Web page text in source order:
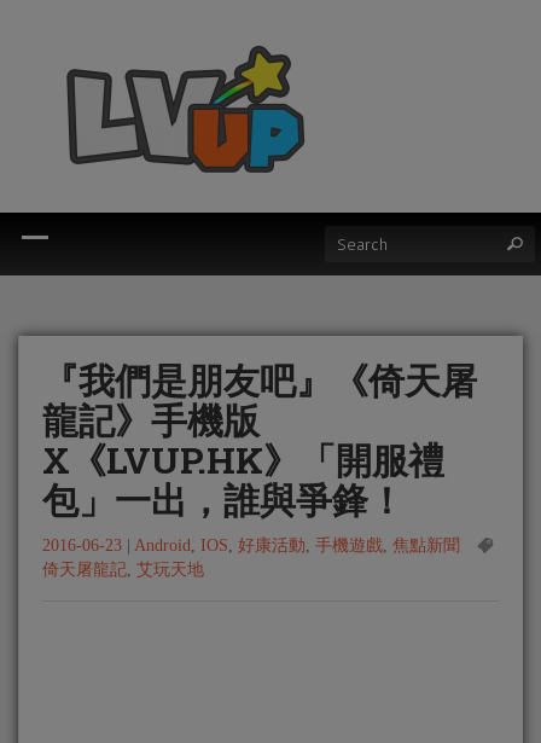
『我們是朋友吧』《倚天屠
龍記》手機版
X《LVUP.HK》「開服禮
包」一出，誰與爭鋒！
2016-06-23 Android, IOS, 好康活動, 手機遊戲, 焦點新聞
倚天屠龍記, 艾玩天地